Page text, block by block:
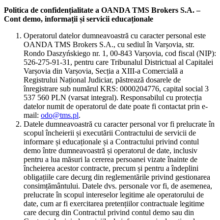
Politica de confidențialitate a OANDA TMS Brokers S.A. –
Cont demo, informații și servicii educaționale
Operatorul datelor dumneavoastră cu caracter personal este
OANDA TMS Brokers S.A., cu sediul în Varșovia, str.
Rondo Daszyńskiego nr. 1, 00-843 Varșovia, cod fiscal (NIP):
526-275-91-31, pentru care Tribunalul Districtual al Capitalei
Varșovia din Varșovia, Secția a XIII-a Comercială a
Registrului Național Judiciar, păstrează dosarele de
înregistrare sub numărul KRS: 0000204776, capital social 3
537 560 PLN (varsat integral). Responsabilul cu protecția
datelor numit de operatorul de date poate fi contactat prin e-
mail: odo@tms.pl.
Datele dumneavoastră cu caracter personal vor fi prelucrate în
scopul încheierii și executării Contractului de servicii de
informare și educaționale și a Contractului privind contul
demo între dumneavoastră și operatorul de date, inclusiv
pentru a lua măsuri la cererea persoanei vizate înainte de
încheierea acestor contracte, precum și pentru a îndeplini
obligațiile care decurg din reglementările privind gestionarea
consimțământului. Datele dvs. personale vor fi, de asemenea,
prelucrate în scopul intereselor legitime ale operatorului de
date, cum ar fi exercitarea pretențiilor contractuale legitime
care decurg din Contractul privind contul demo sau din